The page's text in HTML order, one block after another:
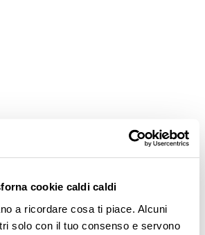
cookie caldi caldi
a ricordare cosa ti piace. Alcuni
solo con il tuo consenso e servono